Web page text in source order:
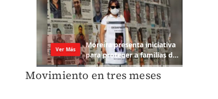
Movimiento en tres meses